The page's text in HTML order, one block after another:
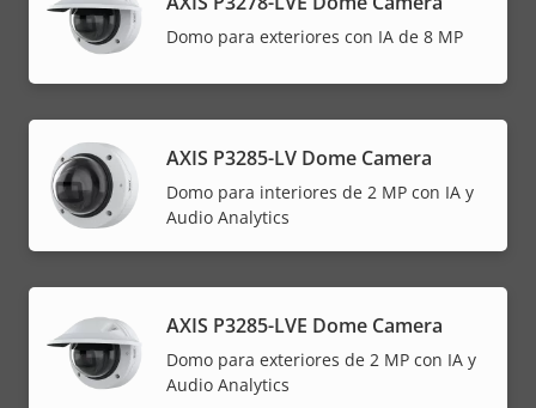
Domo para exteriores con IA de 8 MP
AXIS P3285-LV Dome Camera
Domo para interiores de 2 MP con IA y
Audio Analytics
AXIS P3285-LVE Dome Camera
Domo para exteriores de 2 MP con IA y
Audio Analytics